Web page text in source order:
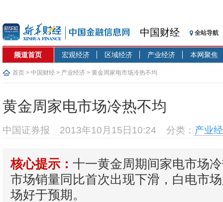
中国财经 全站导航
频道首页 宏观经济 区域经济 产业经济 本网聚焦
首页 > 中国财经 > 产业经济 > 黄金周家电市场冷热不均
黄金周家电市场冷热不均
中国证券报 2013年10月15日10:24 分类： 产业
核心提示： 十一黄金周期间家电市场
市场销量同比首次出现下滑，白电市
场好于预期。